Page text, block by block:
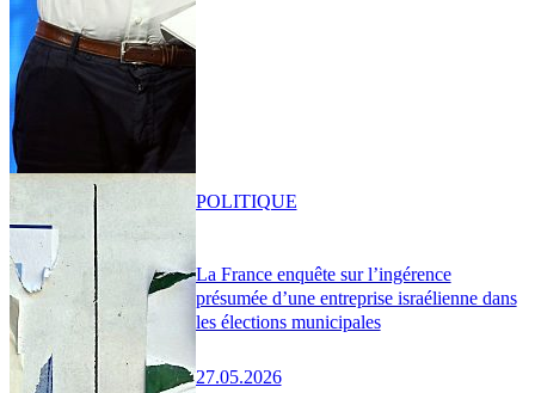
La France enquête sur l’ingérence
présumée d’une entreprise israélienne dans
les élections municipales
27.05.2026
POLITIQUE